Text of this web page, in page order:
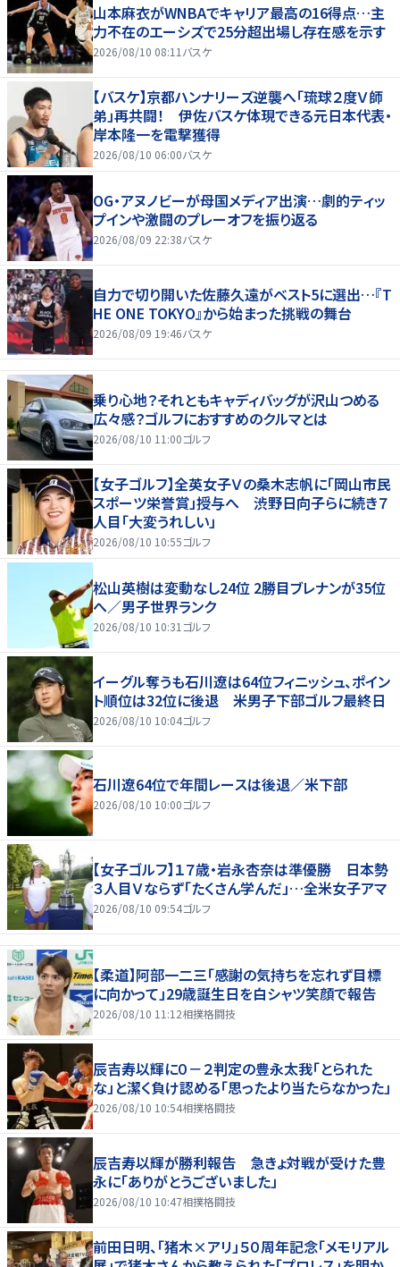
山本麻衣がWNBAでキャリア最高の16得点…主
力不在のエーシズで25分超出場し存在感を示す
2026/08/10 08:11 バスケ
【バスケ】京都ハンナリーズ逆襲へ「琉球２度Ｖ師
弟」再共闘！ 伊佐バスケ体現できる元日本代表・
岸本隆一を電撃獲得
2026/08/10 06:00バスケ
OG・アヌノビーが母国メディア出演…劇的ティッ
プインや激闘のプレーオフを振り返る
2026/08/09 22:38バスケ
自力で切り開いた佐藤久遠がベスト5に選出…『T
HE ONE TOKYO』から始まった挑戦の舞台
2026/08/09 19:46バスケ
乗り心地？それともキャディバッグが沢山つめる
広々感？ゴルフにおすすめのクルマとは
2026/08/10 11:00ゴルフ
【女子ゴルフ】全英女子Ｖの桑木志帆に「岡山市民
スポーツ栄誉賞」授与へ 渋野日向子らに続き７
人目「大変うれしい」
2026/08/10 10:55ゴルフ
松山英樹は変動なし24位 2勝目ブレナンが35位
へ／男子世界ランク
2026/08/10 10:31 ゴルフ
イーグル奪うも石川遼は64位フィニッシュ、ポイン
ト順位は32位に後退 米男子下部ゴルフ最終日
2026/08/10 10:04ゴルフ
石川遼64位で年間レースは後退／米下部
2026/08/10 10:00ゴルフ
【女子ゴルフ】１７歳・岩永杏奈は準優勝 日本勢
３人目Ｖならず「たくさん学んだ」…全米女子アマ
2026/08/10 09:54ゴルフ
【柔道】阿部一二三「感謝の気持ちを忘れず目標
に向かって」29歳誕生日を白シャツ笑顔で報告
2026/08/10 11:12相撲格闘技
辰吉寿以輝に０－２判定の豊永太我「とられた
な」と潔く負け認める「思ったより当たらなかった」
2026/08/10 10:54相撲格闘技
辰吉寿以輝が勝利報告 急きょ対戦が受けた豊
永に「ありがとうございました」
2026/08/10 10:47相撲格闘技
前田日明、「猪木×アリ」５０周年記念「メモリアル